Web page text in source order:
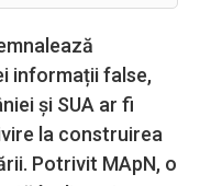
informații false,
și SUA ar fi
la construirea
Potrivit MApN, o